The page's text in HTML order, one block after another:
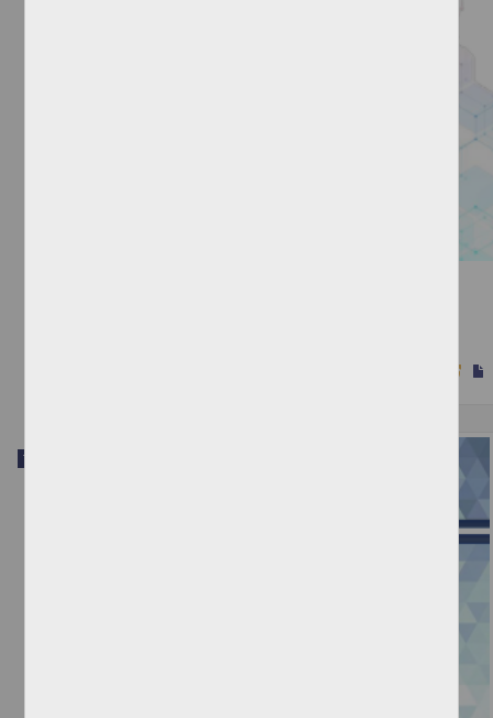
Trabajo de grado